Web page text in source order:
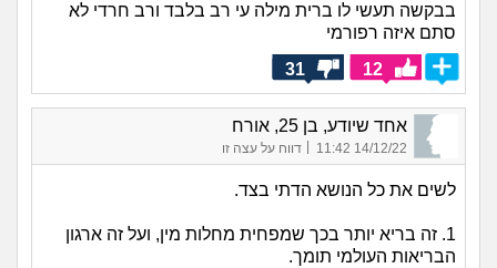
בבקשה תעשי לו ברית מילה עי רב בלבד ורב חרדי לא
סתם איזה רפורמי
12
31
אחד שיודע, בן 25, אורח
14/12/22 11:42 דווח על עצה זו
לשים את כל הנושא הדתי בצד.
1. זה בריא יותר בכך שמפחית מחלות מין, ועל זה ארגון
הבריאות העולמי תומך.